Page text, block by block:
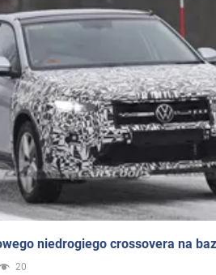
niedrogiego crossovera na
20